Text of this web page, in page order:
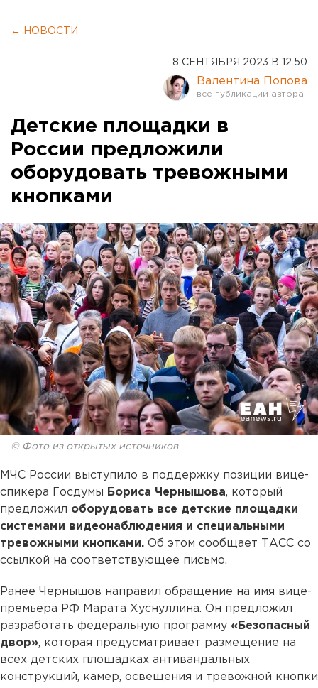
← НОВОСТИ
8 СЕНТЯБРЯ 2023 В 12:50
Валентина Попова
Детские площадки в
России предложили
оборудовать тревожными
кнопками
© Фото из открытых источников
МЧС России выступило в поддержку позиции вице-
спикера Госдумы Бориса Чернышова, который
предложил оборудовать все детские площадки
системами видеонаблюдения и специальными
тревожными кнопками. Об этом сообщает ТАСС со
ссылкой на соответствующее письмо.
Ранее Чернышов направил обращение на имя вице-
премьера РФ Марата Хуснуллина. Он предложил
разработать федеральную программу «Безопасный
двор», которая предусматривает размещение на
всех детских площадках антивандальных
конструкций, камер, освещения и тревожной кнопки